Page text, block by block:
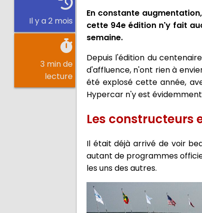
Il y a 2 mois
3 min de
lecture
En constante
cette 94e édition n'y fait
semaine.
Depuis l'édition du
d'affluence, n'ont rien à
été explosé cette année,
Hypercar n'y est
Les constructeurs
Il était déjà arrivé de voir
autant de programmes
les uns des autres.